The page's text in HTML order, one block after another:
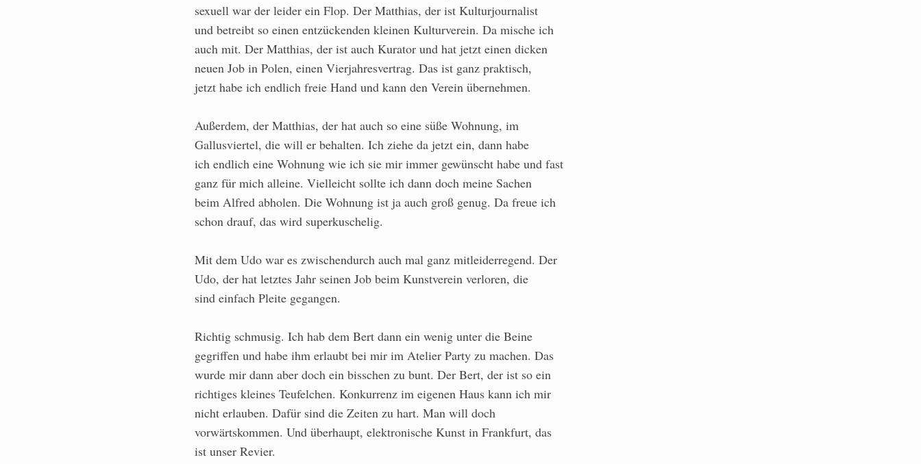
sexuell war der leider ein Flop. Der Matthias, der ist Kulturjournalist
und betreibt so einen entzückenden kleinen Kulturverein. Da mische ich
auch mit. Der Matthias, der ist auch Kurator und hat jetzt einen dicken
neuen Job in Polen, einen Vierjahresvertrag. Das ist ganz praktisch,
jetzt habe ich endlich freie Hand und kann den Verein übernehmen.
Außerdem, der Matthias, der hat auch so eine süße Wohnung, im
Gallusviertel, die will er behalten. Ich ziehe da jetzt ein, dann habe
ich endlich eine Wohnung wie ich sie mir immer gewünscht habe und fast
ganz für mich alleine. Vielleicht sollte ich dann doch meine Sachen
beim Alfred abholen. Die Wohnung ist ja auch groß genug. Da freue ich
schon drauf, das wird superkuschelig.
Mit dem Udo war es zwischendurch auch mal ganz mitleiderregend. Der
Udo, der hat letztes Jahr seinen Job beim Kunstverein verloren, die
sind einfach Pleite gegangen.
Richtig schmusig. Ich hab dem Bert dann ein wenig unter die Beine
gegriffen und habe ihm erlaubt bei mir im Atelier Party zu machen. Das
wurde mir dann aber doch ein bisschen zu bunt. Der Bert, der ist so ein
richtiges kleines Teufelchen. Konkurrenz im eigenen Haus kann ich mir
nicht erlauben. Dafür sind die Zeiten zu hart. Man will doch
vorwärtskommen. Und überhaupt, elektronische Kunst in Frankfurt, das
ist unser Revier.